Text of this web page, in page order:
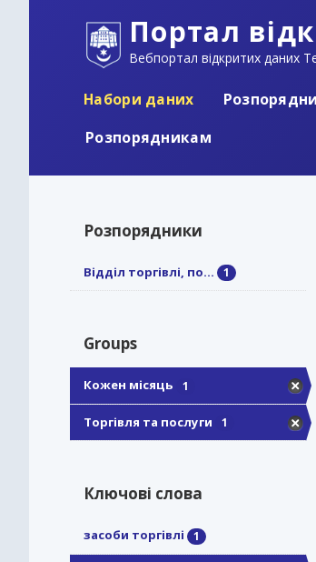
Портал
Вебпортал відкритих даних
Набори даних
Розпорядникам
Розпорядники
Відділ торгівлі, по... 1
Groups
Кожен місяць 1
Торгівля та послуги 1
Ключові слова
засоби торгівлі 1